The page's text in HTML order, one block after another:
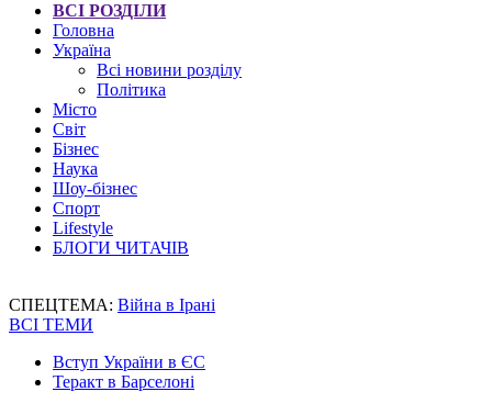
ВСІ РОЗДІЛИ
Головна
Україна
Всі новини розділу
Політика
Місто
Світ
Бізнес
Наука
Шоу-бізнес
Спорт
Lifestyle
БЛОГИ ЧИТАЧІВ
СПЕЦТЕМА: Війна в Ірані
ВСІ ТЕМИ
Вступ України в ЄС
Теракт в Барселоні